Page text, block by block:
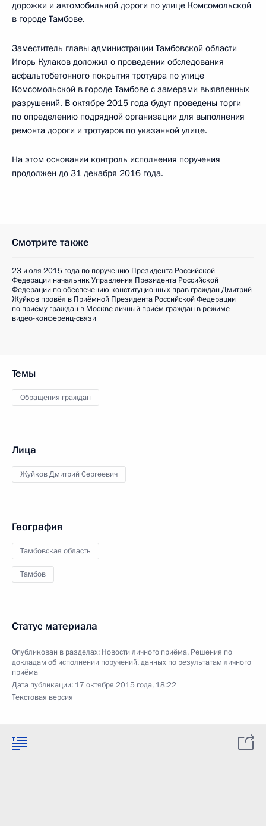
дорожки и автомобильной дороги по улице Комсомольской
в городе Тамбове.
Заместитель главы администрации Тамбовской области
Игорь Кулаков доложил о проведении обследования
асфальтобетонного покрытия тротуара по улице
Комсомольской в городе Тамбове с замерами выявленных
разрушений. В октябре 2015 года будут проведены торги
по определению подрядной организации для выполнения
ремонта дороги и тротуаров по указанной улице.
На этом основании контроль исполнения поручения
продолжен до 31 декабря 2016 года.
Смотрите также
23 июля 2015 года по поручению Президента Российской
Федерации начальник Управления Президента Российской
Федерации по обеспечению конституционных прав граждан Дмитрий
Жуйков провёл в Приёмной Президента Российской Федерации
по приёму граждан в Москве личный приём граждан в режиме
видео-конференц-связи
Темы
Обращения граждан
Лица
Жуйков Дмитрий Сергеевич
География
Тамбовская область
Тамбов
Статус материала
Опубликован в разделах: Новости личного приёма, Решения по
докладам об исполнении поручений, данных по результатам личного
приёма
Дата публикации: 17 октября 2015 года, 18:22
Текстовая версия